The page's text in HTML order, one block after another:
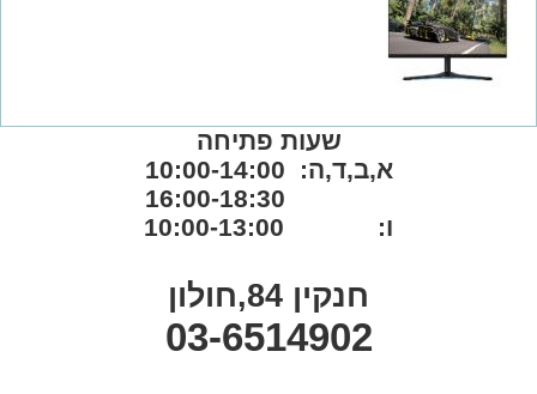
שעות פתיחה
א,ב,ד,ה: 10:00-14:00
ו: 10:00-13:00
חנקין 84,חולון
03-6514902